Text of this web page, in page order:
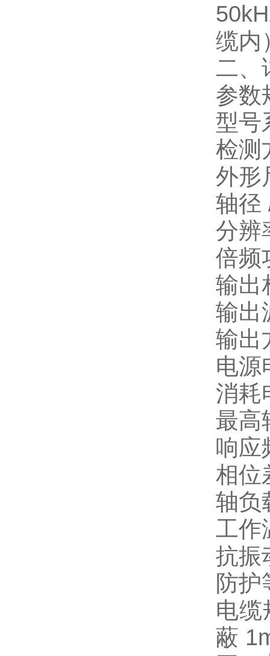
缆内
二、
参数
型号
检测
外形
轴径
分辨
倍频
输出
输出
输出
电源
消耗
最高
响应
相位
轴负
工作
抗振
防护
电缆
蔽